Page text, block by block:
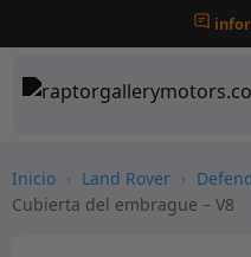
Inicio › Land Rover ›
Cubierta del embrague – V8